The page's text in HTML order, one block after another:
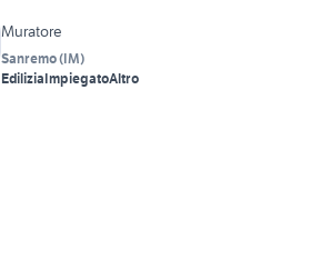
Muratore
Sanremo(IM)
EdiliziaImpiegatoAltro